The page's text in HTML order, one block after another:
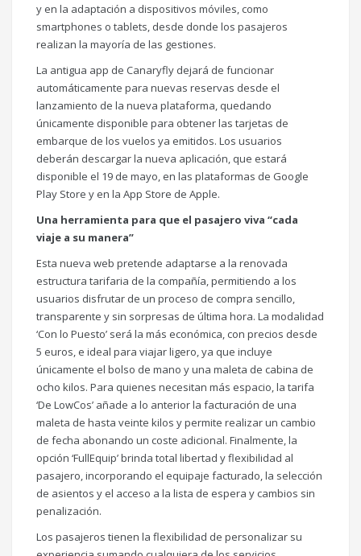
y en la adaptación a dispositivos móviles, como
smartphones o tablets, desde donde los pasajeros
realizan la mayoría de las gestiones.
La antigua app de Canaryfly dejará de funcionar
automáticamente para nuevas reservas desde el
lanzamiento de la nueva plataforma, quedando
únicamente disponible para obtener las tarjetas de
embarque de los vuelos ya emitidos. Los usuarios
deberán descargar la nueva aplicación, que estará
disponible el 19 de mayo, en las plataformas de Google
Play Store y en la App Store de Apple.
Una herramienta para que el pasajero viva “cada
viaje a su manera”
Esta nueva web pretende adaptarse a la renovada
estructura tarifaria de la compañía, permitiendo a los
usuarios disfrutar de un proceso de compra sencillo,
transparente y sin sorpresas de última hora. La modalidad
‘Con lo Puesto’ será la más económica, con precios desde
5 euros, e ideal para viajar ligero, ya que incluye
únicamente el bolso de mano y una maleta de cabina de
ocho kilos. Para quienes necesitan más espacio, la tarifa
‘De LowCos’ añade a lo anterior la facturación de una
maleta de hasta veinte kilos y permite realizar un cambio
de fecha abonando un coste adicional. Finalmente, la
opción ‘FullEquip’ brinda total libertad y flexibilidad al
pasajero, incorporando el equipaje facturado, la selección
de asientos y el acceso a la lista de espera y cambios sin
penalización.
Los pasajeros tienen la flexibilidad de personalizar su